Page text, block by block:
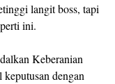
langit boss, tapi
ini.
Keberanian
dengan